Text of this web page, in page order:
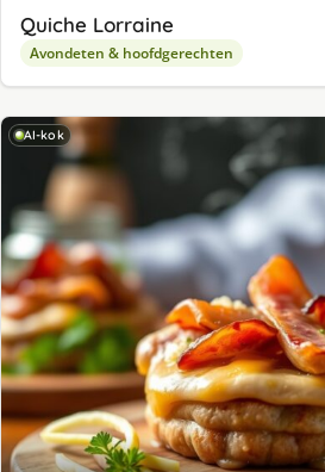
Quiche Lorraine
Avondeten & hoofdgerechten
AI-kok